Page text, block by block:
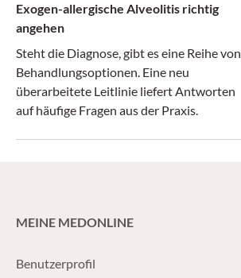
Exogen-allergische Alveolitis richtig
angehen
Steht die Diagnose, gibt es eine Reihe von
Behandlungsoptionen. Eine neu
überarbeitete Leitlinie liefert Antworten
auf häufige Fragen aus der Praxis.
MEINE MEDONLINE
Benutzerprofil